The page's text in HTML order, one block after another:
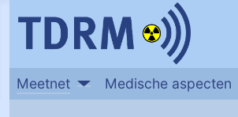
Meetnet Medische aspecten